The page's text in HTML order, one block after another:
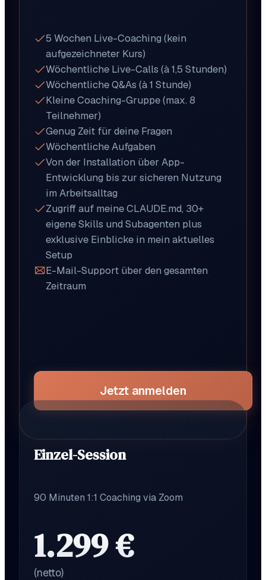
5 Wochen Live-Coaching (kein
aufgezeichneter Kurs)
Wöchentliche Live-Calls (à 1,5 Stunden)
Wöchentliche Q&As (à 1 Stunde)
Kleine Coaching-Gruppe (max. 8
Teilnehmer)
Genug Zeit für deine Fragen
Wöchentliche Aufgaben
Von der Installation über App-
Entwicklung bis zur sicheren Nutzung
im Arbeitsalltag
Zugriff auf meine CLAUDE.md, 30+
eigene Skills und Subagenten plus
exklusive Einblicke in mein aktuelles
Setup
E-Mail-Support über den gesamten
Zeitraum
Jetzt anmelden
Einzel-Session
90 Minuten 1:1 Coaching via Zoom
1.299 €
(netto)